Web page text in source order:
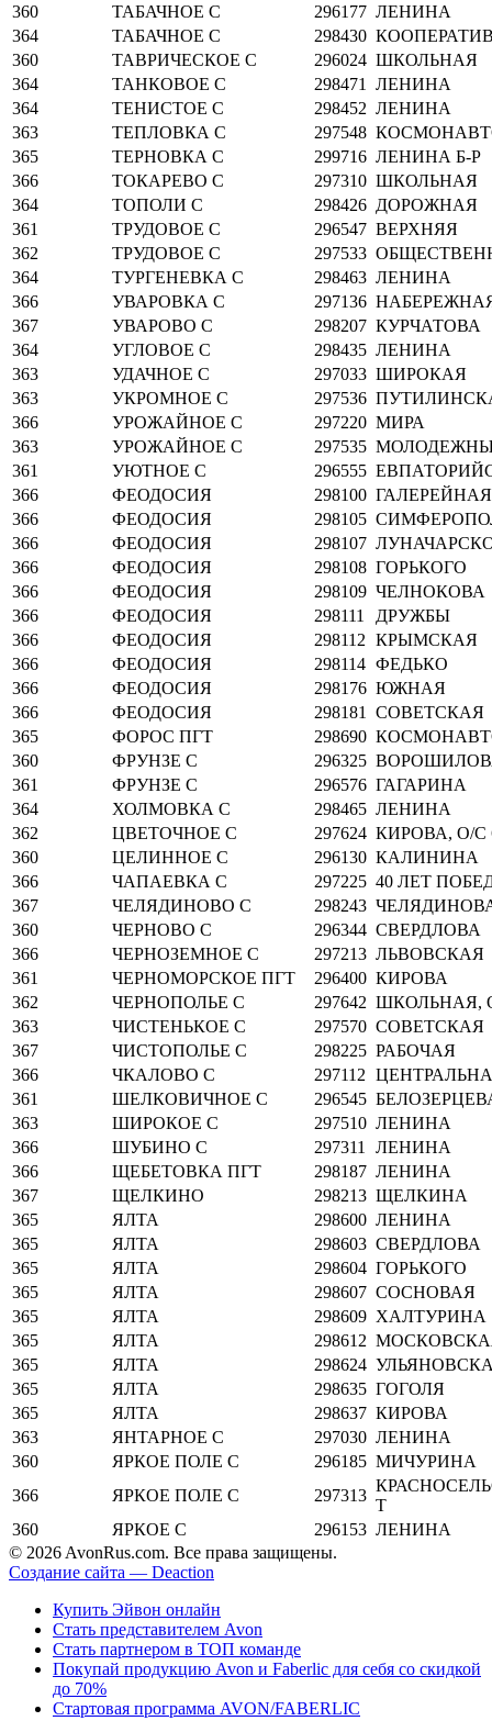
360
ТАБАЧНОЕ С 296177 ЛЕНИНА
364
ТАБАЧНОЕ С 298430
360
ТАВРИЧЕСКОЕ С 296024 ШКОЛЬНАЯ
364
ТАНКОВОЕ С 298471
ЛЕНИНА
364
ТЕНИСТОЕ С 298452 ЛЕНИНА
363
ТЕПЛОВКА С 297548
365
ТЕРНОВКА С 299716 ЛЕНИНА Б-Р
366
ТОКАРЕВО С 297310 ШКОЛЬНАЯ
364
ТОПОЛИ С 298426 ДОРОЖНАЯ
361
ТРУДОВОЕ С 296547 ВЕРХНЯЯ
362
ТРУДОВОЕ С 297533
364
ТУРГЕНЕВКА С 298463 ЛЕНИНА
366
УВАРОВКА С 297136
367
УВАРОВО С 298207 КУРЧАТОВА
364
УГЛОВОЕ С 298435 ЛЕНИНА
363
УДАЧНОЕ С 297033 ШИРОКАЯ
363
УКРОМНОЕ С 297536
366
УРОЖАЙНОЕ С 297220 МИРА
363
УРОЖАЙНОЕ С 297535
361
УЮТНОЕ С 296555
366
ФЕОДОСИЯ 298100 ГАЛЕРЕЙНАЯ
366
ФЕОДОСИЯ 298105
366
ФЕОДОСИЯ 298107
366
ФЕОДОСИЯ 298108 ГОРЬКОГО
366
ФЕОДОСИЯ 298109 ЧЕЛНОКОВА
366
ФЕОДОСИЯ 298111
ДРУЖБЫ
366
ФЕОДОСИЯ 298112 КРЫМСКАЯ
366
ФЕОДОСИЯ 298114 ФЕДЬКО
366
ФЕОДОСИЯ 298176 ЮЖНАЯ
366
ФЕОДОСИЯ 298181
СОВЕТСКАЯ
365
ФОРОС ПГТ 298690
360
ФРУНЗЕ С 296325
361
ФРУНЗЕ С 296576 ГАГАРИНА
364
ХОЛМОВКА С 298465 ЛЕНИНА
362
ЦВЕТОЧНОЕ С 297624 КИРОВА, О/С
360
ЦЕЛИННОЕ С 296130 КАЛИНИНА
366
ЧАПАЕВКА С 297225 40 ЛЕТ
367
ЧЕЛЯДИНОВО С 298243
360
ЧЕРНОВО С 296344 СВЕРДЛОВА
366
ЧЕРНОЗЕМНОЕ С 297213 ЛЬВОВСКАЯ
361
ЧЕРНОМОРСКОЕ ПГТ 296400 КИРОВА
362
ЧЕРНОПОЛЬЕ С 297642 ШКОЛЬНАЯ,
363
ЧИСТЕНЬКОЕ С 297570 СОВЕТСКАЯ
367
ЧИСТОПОЛЬЕ С 298225 РАБОЧАЯ
366
ЧКАЛОВО С 297112
361
ШЕЛКОВИЧНОЕ С 296545
363
ШИРОКОЕ С 297510 ЛЕНИНА
366
ШУБИНО С 297311
ЛЕНИНА
366
ЩЕБЕТОВКА ПГТ 298187 ЛЕНИНА
367
ЩЕЛКИНО 298213 ЩЕЛКИНА
365
ЯЛТА 298600 ЛЕНИНА
365
ЯЛТА 298603 СВЕРДЛОВА
365
ЯЛТА 298604 ГОРЬКОГО
365
ЯЛТА 298607 СОСНОВАЯ
365
ЯЛТА 298609 ХАЛТУРИНА
365
ЯЛТА 298612
365
ЯЛТА 298624
365
ЯЛТА 298635 ГОГОЛЯ
365
ЯЛТА 298637 КИРОВА
363
ЯНТАРНОЕ С 297030 ЛЕНИНА
360
ЯРКОЕ ПОЛЕ С 296185 МИЧУРИНА
366
ЯРКОЕ ПОЛЕ С 297313
Т
360
ЯРКОЕ С 296153 ЛЕНИНА
© 2026 AvonRus.com. Все права защищены.
Создание сайта — Deaction
Купить Эйвон онлайн
Стать представителем Avon
Стать партнером в ТОП команде
Покупай продукцию Avon и Faberlic для себя со скидкой
до 70%
Стартовая программа AVON/FABERLIC